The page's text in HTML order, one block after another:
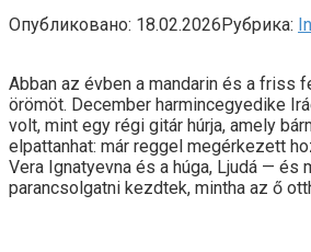
Опубликовано: 18.02.2026Рубрика:
Abban az évben a mandarin és a friss
örömöt. December harmincegyedike
volt, mint egy régi gitár húrja, amely
elpattanhat: már reggel megérkezett
Vera Ignatyevna és a húga, Ljudá — és
parancsolgatni kezdtek, mintha az ő